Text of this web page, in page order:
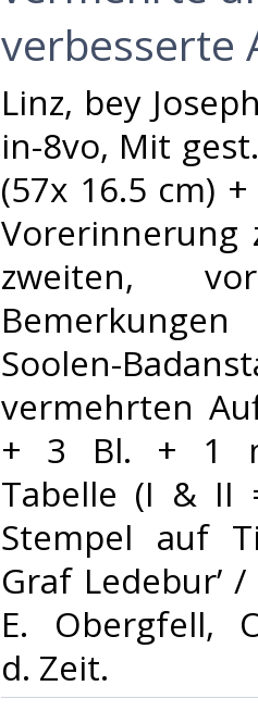
verbesserte
‎Linz, bey
in-8vo, Mit
(57x 16.5 cm)
Vorerinnerung
zweiten,
Soolen-
vermehrten
+ 3 Bl. + 1
Tabelle (I & II
Stempel auf
Graf Ledebur’
E. Obergfell,
d. Zeit.‎